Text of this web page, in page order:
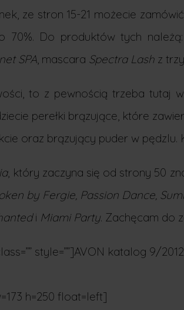
ze stron 15-21 możecie
70%. Do produktów tych
SPA, mascara Spectra Lash z
to z pewnością trzeba tutaj
perełki brązujące, które
oraz brązujący puder w pędzlu.
, który zaczyna się od strony 50
by Fergie, Passion Dance,
i Miami Party. Zachęcam do
style=””]AVON katalog 9/
h=250 float=left]